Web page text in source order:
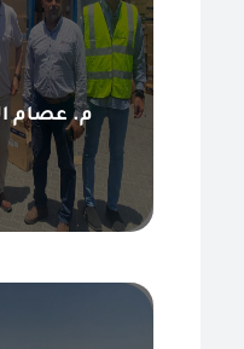
م. عصام